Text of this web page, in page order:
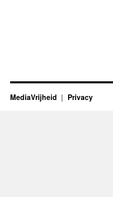
MediaVrijheid Privacy